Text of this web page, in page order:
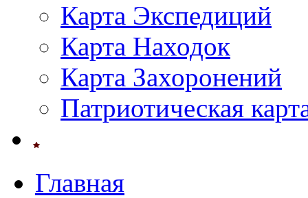
Карта Экспедиций
Карта Находок
Карта Захоронений
Патриотическая
Главная